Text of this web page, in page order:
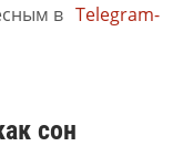
в Telegram-
сон